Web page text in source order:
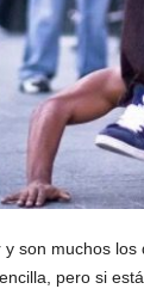
son muchos
pero si